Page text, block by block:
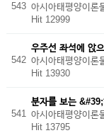
543 아시아태평양이론
Hit 12999
542
우주선 좌석에 앉
아시아태평양이론
Hit 13930
541
분자를 보는
아시아태평양이론
Hit 13795